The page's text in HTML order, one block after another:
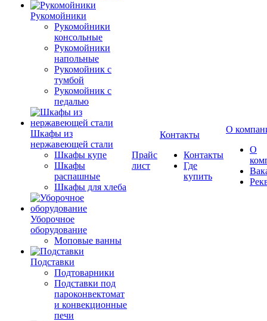
Рукомойники
Рукомойники
консольные
Рукомойники
напольные
Рукомойник с
тумбой
Рукомойник с
педалью
Шкафы из
нержавеющей стали
Шкафы купе
Шкафы
распашные
Шкафы для хлеба
Уборочное
оборудование
Моповые ванны
Подставки
Подтоварники
Подставки под
пароконвектомат
и конвекционные
печи
Прайс
лист
Контакты
Контакты
Где
купить
О
О